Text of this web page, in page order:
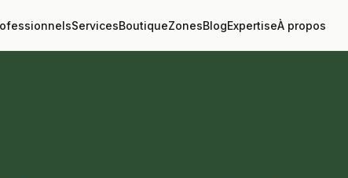
ServicesBoutiqueZonesBlogExpertiseÀ propos